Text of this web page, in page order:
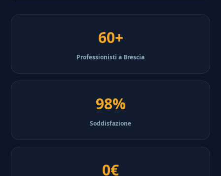
60+
Professionisti a Brescia
98%
Soddisfazione
0€